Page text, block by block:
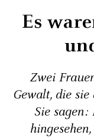
Es
Zwei
Gewalt, die
Sie sagen: